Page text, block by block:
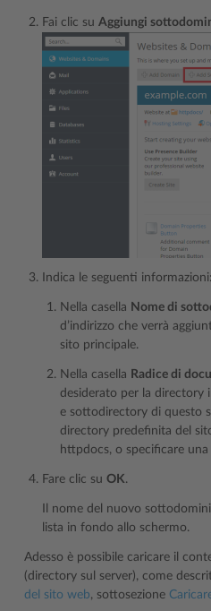
Fai clic su Aggiungi
Indica le seguenti informazioni:
Nella casella Nome di
d’indirizzo che verrà
sito principale.
Nella casella Radice di
desiderato per la directory
e sottodirectory di questo
directory predefinita del
httpdocs, o specificare
Fare clic su OK.
Il nome del nuovo
lista in fondo allo schermo.
Adesso è possibile caricare il
(directory sul server), come
del sito web, sottosezione